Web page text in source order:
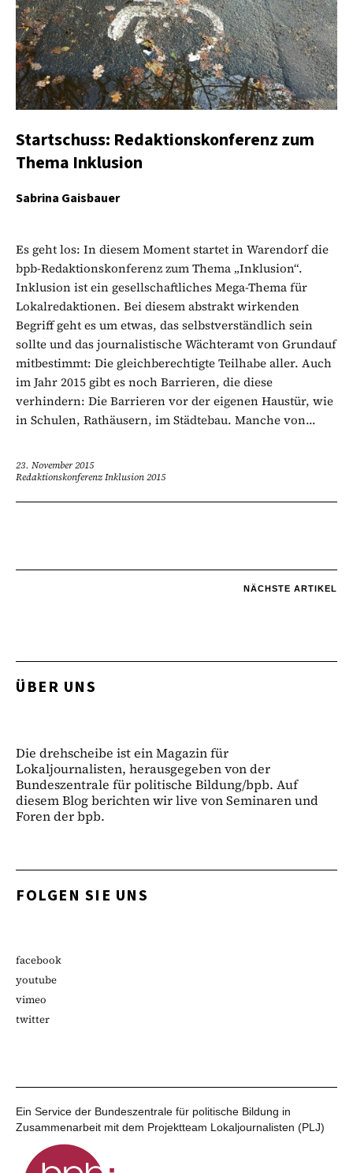
Startschuss: Redaktionskonferenz zum
Thema Inklusion
Sabrina Gaisbauer
Es geht los: In diesem Moment startet in Warendorf die
bpb-Redaktionskonferenz zum Thema „Inklusion“.
Inklusion ist ein gesellschaftliches Mega-Thema für
Lokalredaktionen. Bei diesem abstrakt wirkenden
Begriff geht es um etwas, das selbstverständlich sein
sollte und das journalistische Wächteramt von Grundauf
mitbestimmt: Die gleichberechtigte Teilhabe aller. Auch
im Jahr 2015 gibt es noch Barrieren, die diese
verhindern: Die Barrieren vor der eigenen Haustür, wie
in Schulen, Rathäusern, im Städtebau. Manche von...
23. November 2015
Redaktionskonferenz Inklusion 2015
NÄCHSTE ARTIKEL
ÜBER UNS
Die drehscheibe ist ein Magazin für
Lokaljournalisten, herausgegeben von der
Bundeszentrale für politische Bildung/bpb. Auf
diesem Blog berichten wir live von Seminaren und
Foren der bpb.
FOLGEN SIE UNS
facebook
youtube
vimeo
twitter
Ein Service der Bundeszentrale für politische Bildung in
Zusammenarbeit mit dem Projektteam Lokaljournalisten (PLJ)